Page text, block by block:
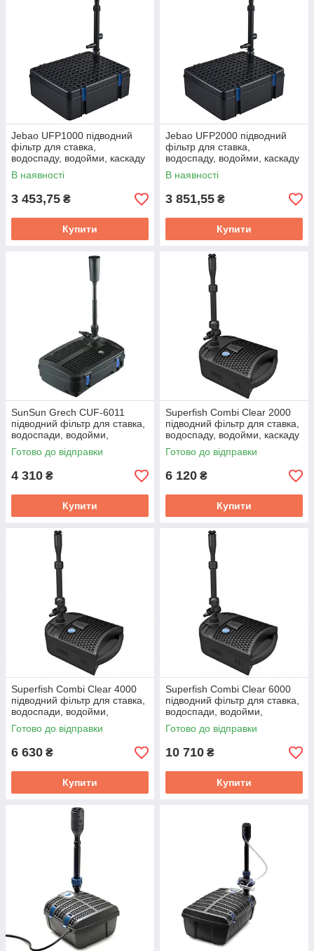
Jebao UFP1000 підводний
фільтр для ставка,
водоспаду, водойми, каскаду
В наявності
3 453,75 ₴
Купити
Jebao UFP2000 підводний
фільтр для ставка,
водоспаду, водойми, каскаду
В наявності
3 851,55 ₴
Купити
SunSun Grech CUF-6011
підводний фільтр для ставка,
водоспади, водойми,
каскади, сада, водойми
Готово до відправки
4 310 ₴
Купити
Superfish Combi Clear 2000
підводний фільтр для ставка,
водоспаду, водойми, каскаду
Готово до відправки
6 120 ₴
Купити
Superfish Combi Clear 4000
підводний фільтр для ставка,
водоспади, водойми,
каскади, сада, водойми
Готово до відправки
6 630 ₴
Купити
Superfish Combi Clear 6000
підводний фільтр для ставка,
водоспади, водойми,
каскади, сада, водойми
Готово до відправки
10 710 ₴
Купити